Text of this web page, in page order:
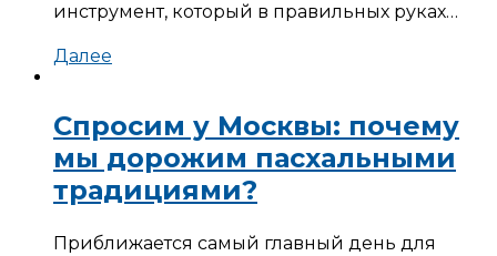
инструмент, который в правильных руках…
Далее
Спросим у Москвы: почему
мы дорожим пасхальными
традициями?
Приближается самый главный день для